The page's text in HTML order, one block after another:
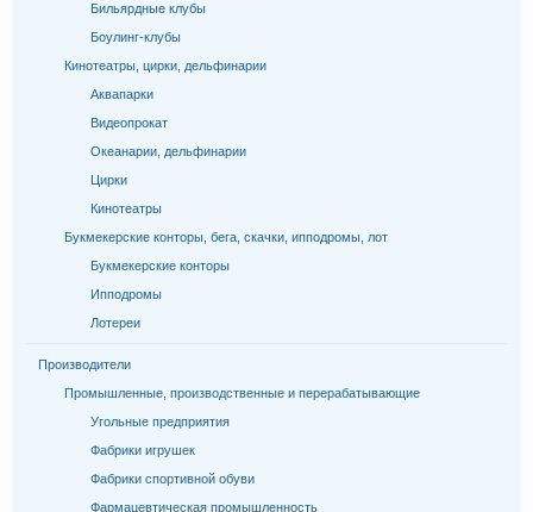
Бильярдные клубы
Боулинг-клубы
Кинотеатры, цирки, дельфинарии
Аквапарки
Видеопрокат
Океанарии, дельфинарии
Цирки
Кинотеатры
Букмекерские конторы, бега, скачки, ипподромы, лот
Букмекерские конторы
Ипподромы
Лотереи
Производители
Промышленные, производственные и перерабатывающие
Угольные предприятия
Фабрики игрушек
Фабрики спортивной обуви
Фармацевтическая промышленность